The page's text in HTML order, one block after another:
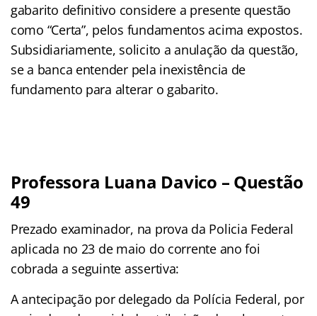
gabarito definitivo considere a presente questão
como “Certa”, pelos fundamentos acima expostos.
Subsidiariamente, solicito a anulação da questão,
se a banca entender pela inexistência de
fundamento para alterar o gabarito.
Professora Luana Davico – Questão
49
Prezado examinador, na prova da Policia Federal
aplicada no 23 de maio do corrente ano foi
cobrada a seguinte assertiva:
A antecipação por delegado da Polícia Federal, por